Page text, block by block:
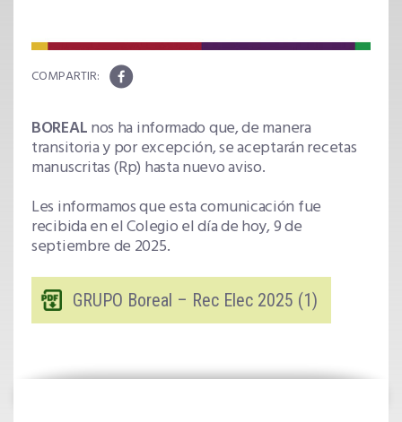
BOREALnos ha informado que, de manera
transitoria y por excepción, se aceptarán recetas
manuscritas (Rp) hasta nuevo aviso.
Les informamos que esta comunicación fue
recibida en el Colegio el día de hoy, 9 de
septiembre de 2025.
GRUPO Boreal – Rec Elec 2025 (1)